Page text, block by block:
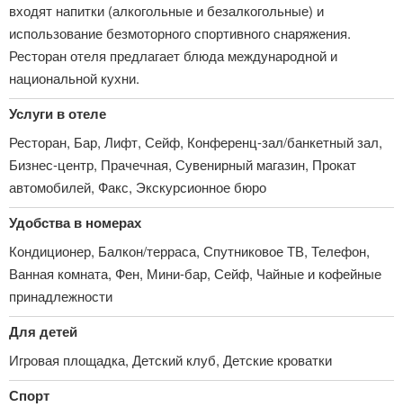
входят напитки (алкогольные и безалкогольные) и
использование безмоторного спортивного снаряжения.
Ресторан отеля предлагает блюда международной и
национальной кухни.
Услуги в отеле
Ресторан, Бар, Лифт, Сейф, Конференц-зал/банкетный зал,
Бизнес-центр, Прачечная, Сувенирный магазин, Прокат
автомобилей, Факс, Экскурсионное бюро
Удобства в номерах
Кондиционер, Балкон/терраса, Спутниковое ТВ, Телефон,
Ванная комната, Фен, Мини-бар, Сейф, Чайные и кофейные
принадлежности
Для детей
Игровая площадка, Детский клуб, Детские кроватки
Спорт